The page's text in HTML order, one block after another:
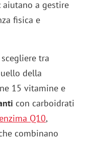
a gestire
fisica e
tra
della
15 vitamine e
con carboidrati
Q10,
combinano